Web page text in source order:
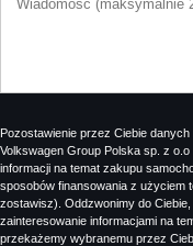
Pozostawienie przez Ciebie
Volkswagen Group Polska sp. z
informacji na temat zakupu
sposobów finansowania z użyciem
zostawisz). Oddzwonimy do
zainteresowanie informacjami na
przekażemy wybranemu przez